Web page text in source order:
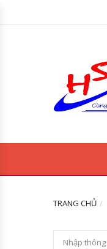
TRANG CHỦ